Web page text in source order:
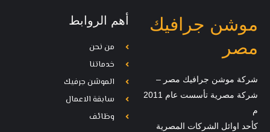
موشن جرافيك
مصر
شركة موشن جرافيك مصر –
شركة مصرية تأسست عام 2011
م
كأحد اوائل الشركات المصرية
أهم الروابط
من نحن
خدماتنا
الموشن جرفيك
سابقة الاعمال
وظائف